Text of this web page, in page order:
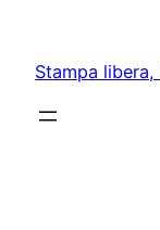
content
Stampa